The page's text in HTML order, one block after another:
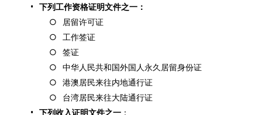
下列工作资格证明文件之一：
居留许可证
工作签证
签证
中华人民共和国外国人永久居留身份证
港澳居民来往内地通行证
台湾居民来往大陆通行证
下列收入证明文件之一：